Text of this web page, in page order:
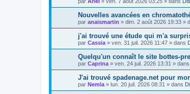
Nouvelles avancées en
par anaismartin » dim. 2 août 2026 19:33 »
j'ai trouvé une étude qui m'a
par Cassia » ven. 31 juil. 2026 11:47 » dans
Quelqu'un connaît le site bottes-
par Caprina » ven. 24 juil. 2026 13:31 » dans
J'ai trouvé spadenage.net pour
par Nemla » lun. 20 juil. 2026 08:31 » dans